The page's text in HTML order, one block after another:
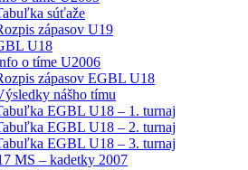
súťaže
zápasov U19
U18
o tíme U2006
zápasov EGBL U18
nášho tímu
EGBL U18 – 1. turnaj
EGBL U18 – 2. turnaj
EGBL U18 – 3. turnaj
MS – kadetky 2007